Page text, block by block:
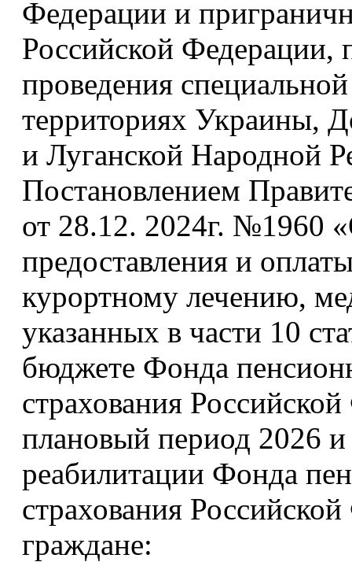
Федерации и
Российской
проведения
территориях Украины,
и Луганской Народной
Постановлением
от 28.12. 2024г. №1960
предоставления и
курортному лечению,
указанных в части 10
бюджете Фонда
страхования
плановый период 2026 и
реабилитации Фонда
страхования
граждане: